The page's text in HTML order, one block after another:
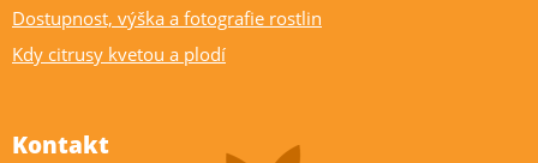
Dostupnost, výška a fotografie rostlin
Kdy citrusy kvetou a plodí
Kontakt